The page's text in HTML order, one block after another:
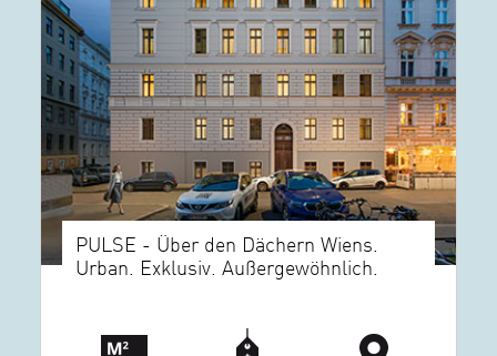
PULSE - Über den Dächern Wiens.
Urban. Exklusiv. Außergewöhnlich.